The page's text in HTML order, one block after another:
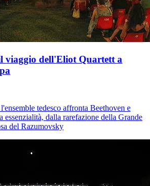
viaggio dell'Eliot Quartett a
tedesco affronta Beethoven e
essenzialità, dalla rarefazione della Grande
del Razumovsky